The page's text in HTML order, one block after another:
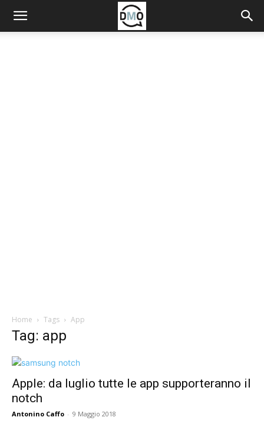
Home Tags App
Tag: app
Apple: da luglio tutte le app supporteranno il
notch
Antonino Caffo - 9 Maggio 2018